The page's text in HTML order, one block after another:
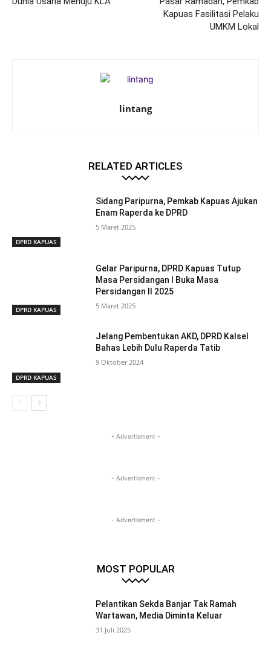
Kapuas Fasilitasi Pelaku
UMKM Lokal
lintang
RELATED ARTICLES
DPRD KAPUAS
Sidang Paripurna, Pemkab Kapuas Ajukan
Enam Raperda ke DPRD
5 Maret 2025
DPRD KAPUAS
Gelar Paripurna, DPRD Kapuas Tutup
Masa Persidangan I Buka Masa
Persidangan II 2025
5 Maret 2025
DPRD KAPUAS
Jelang Pembentukan AKD, DPRD Kalsel
Bahas Lebih Dulu Raperda Tatib
9 Oktober 2024
- Advertisment -
- Advertisment -
- Advertisment -
MOST POPULAR
Pelantikan Sekda Banjar Tak Ramah
Wartawan, Media Diminta Keluar
31 Juli 2025